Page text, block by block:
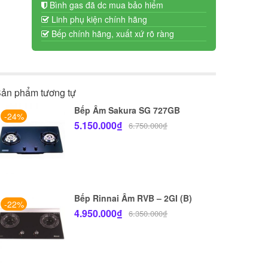
Bình gas đã dc mua bảo hiểm
Linh phụ kiện chính hãng
Bếp chính hãng, xuất xứ rõ ràng
phẩm tương tự
-24% Bếp Âm Sakura SG 727GB
6.750.000₫
5.150.000₫
-22% Bếp Rinnai Âm RVB – 2GI (B)
6.350.000₫
4.950.000₫